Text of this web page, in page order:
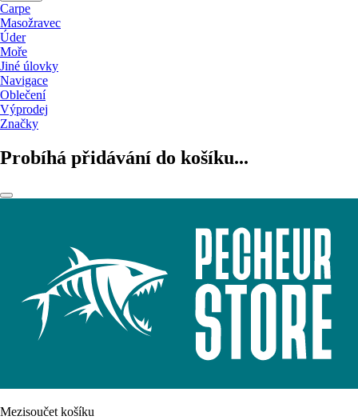
Carpe
Masožravec
Úder
Moře
Jiné úlovky
Navigace
Oblečení
Výprodej
Značky
Probíhá přidávání do košíku...
Mezisoučet košíku